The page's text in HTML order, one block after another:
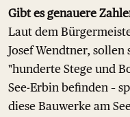
Gibt es genauere
Laut dem
Josef Wendtner, sollen
"hunderte Stege und
See-Erbin befinden –
diese Bauwerke am